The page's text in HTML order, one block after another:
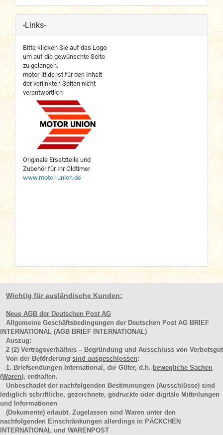
-Links-
Bitte klicken Sie auf das Logo
um auf die gewünschte Seite
zu gelangen.
motor-lit.de ist für den Inhalt
der verlinkten Seiten nicht
verantwortlich
Originale Ersatzteile und
Zubehör für Ihr Oldtimer
www.motor-union.de
Wichtig für ausländische Kunden:
Neue AGB der Deutschen Post AG
Allgemeine Geschäftsbedingungen der Deutschen Post AG BRIEF
INTERNATIONAL (AGB BRIEF INTERNATIONAL)
Auszug:
2 (2) Vertragsverhältnis – Begründung und Ausschluss von Verbotsgut
Von der Beförderung sind ausgeschlossen:
1. Briefsendungen International, die Güter, d.h. bewegliche Sachen
(Waren), enthalten.
Unbeschadet der nachfolgenden Bestimmungen (Ausschlüsse) sind
lediglich schriftliche, gezeichnete, gedruckte oder digitale Mitteilungen
und Informationen
(Dokumente) erlaubt. Zugelassen sind Waren unter den
nachfolgenden Einschränkungen allerdings in PÄCKCHEN
INTERNATIONAL und WARENPOST